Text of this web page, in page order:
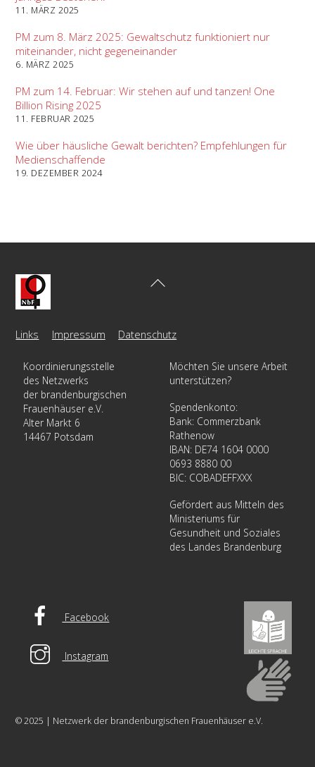
11. MÄRZ 2025
PM zum 8. März 2025: Gewaltschutz funktioniert nur
miteinander, nicht gegeneinander
6. MÄRZ 2025
PM zum 14. Februar: Wir stehen auf und tanzen! One
Billion Rising 2025
11. FEBRUAR 2025
Wie über häusliche Gewalt berichten? Empfehlungen für
Medienschaffende
19. DEZEMBER 2024
Back
To
Links Impressum Datenschutz
Koordinierungsstelle
des Netzwerks
der brandenburgischen
Frauenhäuser e.V.
Alter Markt 6
14467 Potsdam
Möchten Sie unsere Arbeit
unterstützen?
Spendenkonto:
Bank: Commerzbank
Rathenow
IBAN: DE74 1604 0000
0693 8880 00
BIC: COBADEFFXXX
Gefördert aus Mitteln des
Ministeriums für
Gesundheit und Soziales
des Landes Brandenburg
Facebook
Instagram
© 2025 | Netzwerk der brandenburgischen Frauenhäuser e.V.